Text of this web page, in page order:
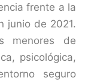
frente a la
junio de 2021.
menores de
psicológica,
seguro